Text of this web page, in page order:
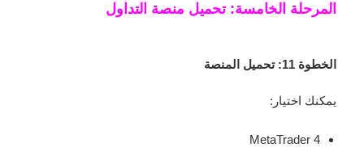
المرحلة الخامسة: تحميل منصة التداول
الخطوة 11: تحميل المنصة
يمكنك اختيار:
MetaTrader 4